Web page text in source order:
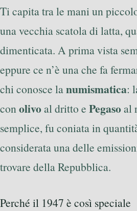
Ti capita tra le mani un
una vecchia scatola di latta,
dimenticata. A prima vista
eppure ce n’è una che fa
chi conosce lanumismatica:
conolivoal dritto e Pegasoal
semplice, fu coniata in
considerata una delle
trovare della Repubblica.
Perché il 1947 è così speciale